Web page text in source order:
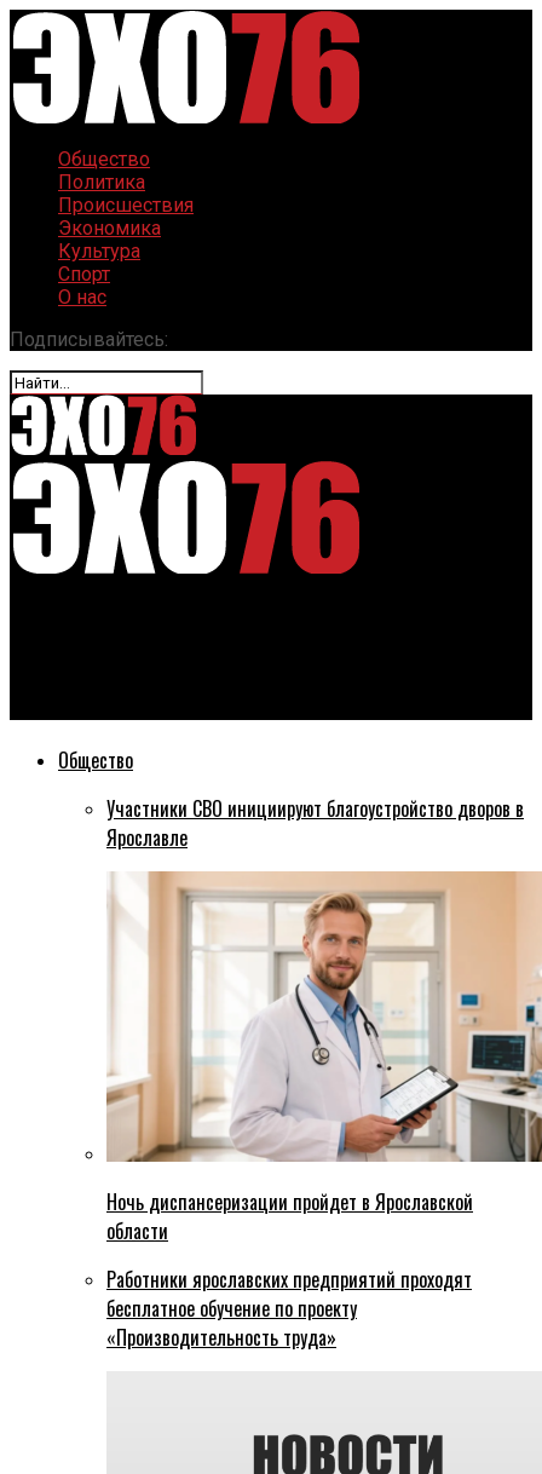
Общество
Политика
Происшествия
Экономика
Культура
Спорт
О нас
Подписывайтесь:
Общество
Участники СВО инициируют благоустройство дворов в
Ярославле
Ночь диспансеризации пройдет в Ярославской
области
Работники ярославских предприятий проходят
бесплатное обучение по проекту
«Производительность труда»